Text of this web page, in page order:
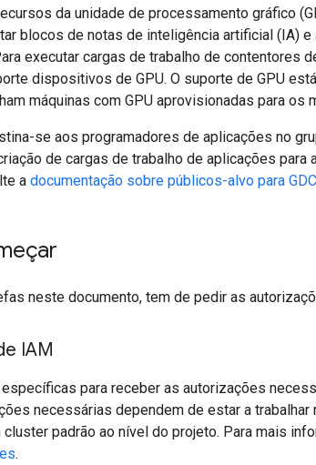
da unidade de processamento gráfico
blocos de notas de inteligência artificial (IA) e
executar cargas de trabalho de contentores
dispositivos de GPU. O suporte de GPU
máquinas com GPU aprovisionadas para os
se aos programadores de aplicações no
de cargas de trabalho de aplicações para
a documentação sobre públicos-alvo para
neste documento, tem de pedir as
IAM
para receber as autorizações
necessárias dependem de estar a trabalhar
cluster padrão ao nível do projeto. Para mais
.